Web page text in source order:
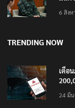
6 สิงห
TRENDING NOW
เตือ
24 มี